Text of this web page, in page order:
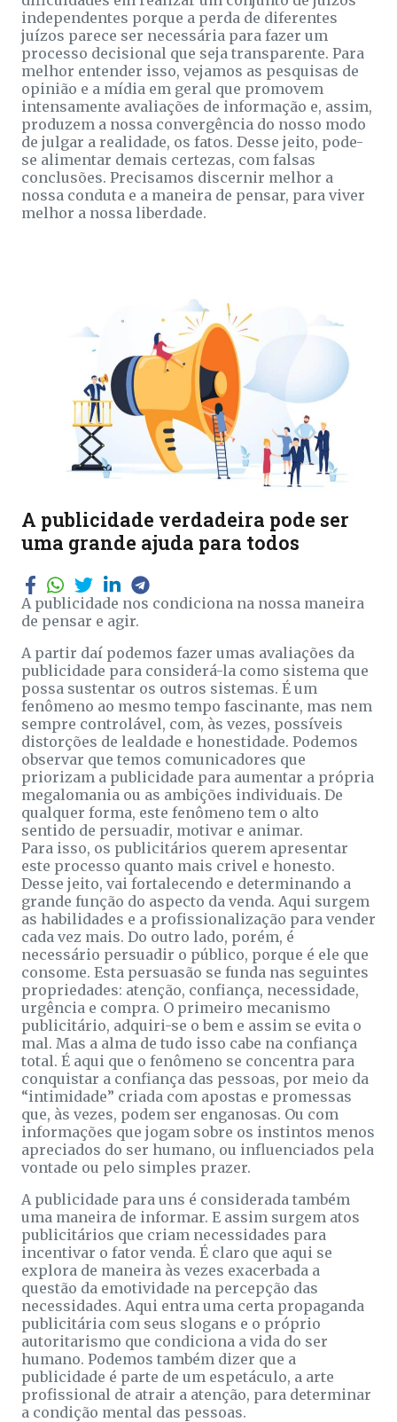
independentes porque a perda de diferentes
juízos parece ser necessária para fazer um
processo decisional que seja transparente. Para
melhor entender isso, vejamos as pesquisas de
opinião e a mídia em geral que promovem
intensamente avaliações de informação e, assim,
produzem a nossa convergência do nosso modo
de julgar a realidade, os fatos. Desse jeito, pode-
se alimentar demais certezas, com falsas
conclusões. Precisamos discernir melhor a
nossa conduta e a maneira de pensar, para viver
melhor a nossa liberdade.
A publicidade verdadeira pode ser
uma grande ajuda para todos
A publicidade nos condiciona na nossa maneira
de pensar e agir.
A partir daí podemos fazer umas avaliações da
publicidade para considerá-la como sistema que
possa sustentar os outros sistemas. É um
fenômeno ao mesmo tempo fascinante, mas nem
sempre controlável, com, às vezes, possíveis
distorções de lealdade e honestidade. Podemos
observar que temos comunicadores que
priorizam a publicidade para aumentar a própria
megalomania ou as ambições individuais. De
qualquer forma, este fenômeno tem o alto
sentido de persuadir, motivar e animar.
Para isso, os publicitários querem apresentar
este processo quanto mais crivel e honesto.
Desse jeito, vai fortalecendo e determinando a
grande função do aspecto da venda. Aqui surgem
as habilidades e a profissionalização para vender
cada vez mais. Do outro lado, porém, é
necessário persuadir o público, porque é ele que
consome. Esta persuasão se funda nas seguintes
propriedades: atenção, confiança, necessidade,
urgência e compra. O primeiro mecanismo
publicitário, adquiri-se o bem e assim se evita o
mal. Mas a alma de tudo isso cabe na confiança
total. É aqui que o fenômeno se concentra para
conquistar a confiança das pessoas, por meio da
“intimidade” criada com apostas e promessas
que, às vezes, podem ser enganosas. Ou com
informações que jogam sobre os instintos menos
apreciados do ser humano, ou influenciados pela
vontade ou pelo simples prazer.
A publicidade para uns é considerada também
uma maneira de informar. E assim surgem atos
publicitários que criam necessidades para
incentivar o fator venda. É claro que aqui se
explora de maneira às vezes exacerbada a
questão da emotividade na percepção das
necessidades. Aqui entra uma certa propaganda
publicitária com seus slogans e o próprio
autoritarismo que condiciona a vida do ser
humano. Podemos também dizer que a
publicidade é parte de um espetáculo, a arte
profissional de atrair a atenção, para determinar
a condição mental das pessoas.